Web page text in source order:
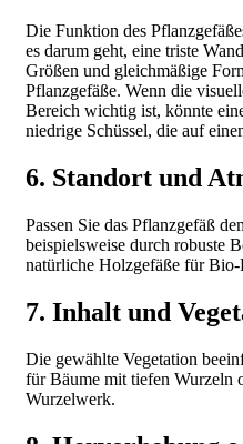
Die Funktion des
es darum geht, eine triste
Größen und gleichmäßige
Pflanzgefäße. Wenn die
Bereich wichtig ist, könnte
niedrige Schüssel, die auf
6. Standort und
Passen Sie das Pflanzgefäß
beispielsweise durch robuste
natürliche Holzgefäße für Bio-
7. Inhalt und
Die gewählte Vegetation
für Bäume mit tiefen Wurzeln
Wurzelwerk.